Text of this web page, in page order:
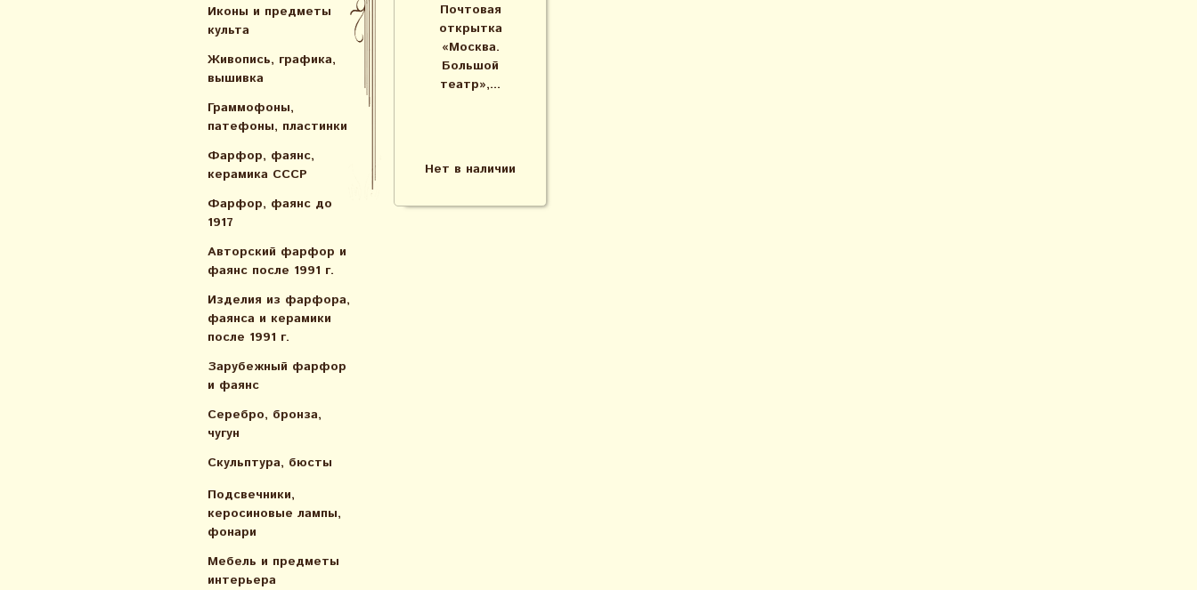
Иконы и предметы
культа
Живопись, графика,
вышивка
Граммофоны,
патефоны, пластинки
Фарфор, фаянс,
керамика СССР
Фарфор, фаянс до
1917
Авторский фарфор и
фаянс после 1991 г.
Изделия из фарфора,
фаянса и керамики
после 1991 г.
Зарубежный фарфор
и фаянс
Серебро, бронза,
чугун
Скульптура, бюсты
Подсвечники,
керосиновые лампы,
фонари
Мебель и предметы
интерьера
Почтовая
открытка
«Москва.
Большой
театр»,...
Нет в наличии